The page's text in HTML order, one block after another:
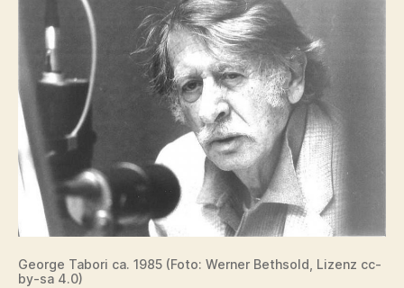
George Tabori ca. 1985 (Foto: Werner Bethsold, Lizenz cc-
by-sa 4.0)